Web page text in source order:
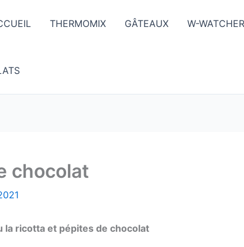
THERMOMIX GÂTEAUX W-
chocolat
la ricotta et pépites de chocolat